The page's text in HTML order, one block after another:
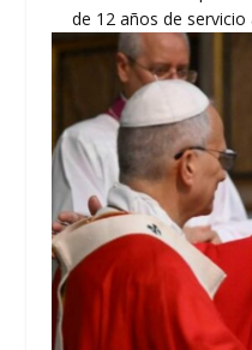
de 12 años de